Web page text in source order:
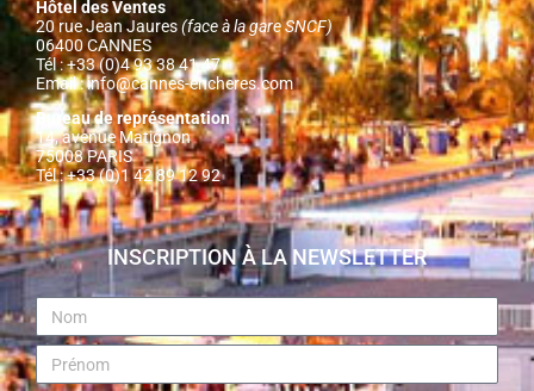
Hôtel des Ventes
20 rue Jean Jaures(face à la gare SNCF)
06400 CANNES
Tél : +33 (0)4 93 38 41 47
Email :info@cannes-encheres.com
Bureau de représentation
14, avenue Matignon
75008 PARIS
Tél : +33 (0)1 42 89 12 92
INSCRIPTION À LA NEWSLETTER